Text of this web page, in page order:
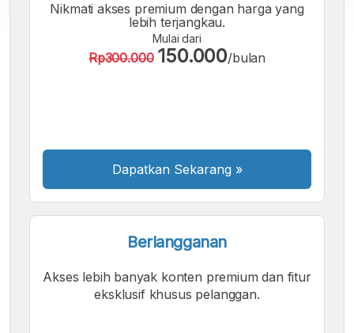
Font
A
Font
A
Font
Nikmati akses premium dengan harga yang
lebih terjangkau.
Mulai dari
Rp300.000 150.000/bulan
Dapatkan Sekarang »
Berlangganan
Akses lebih banyak konten premium dan fitur
eksklusif khusus pelanggan.